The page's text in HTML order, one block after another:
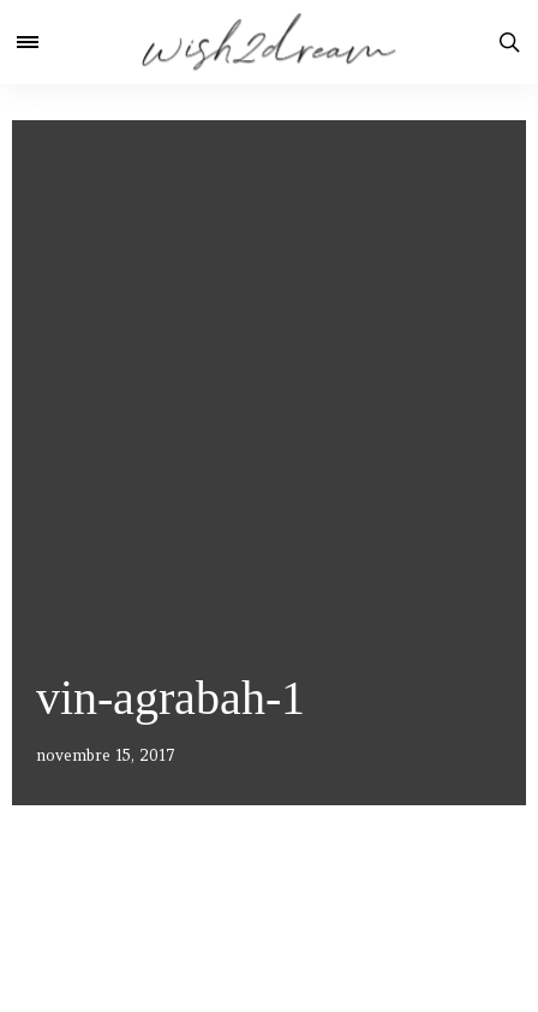
vin-agrabah-1
novembre 15, 2017